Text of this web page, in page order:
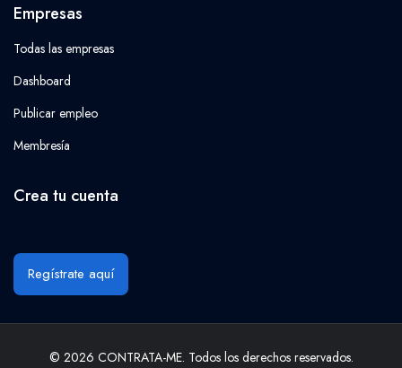
Empresas
Todas las empresas
Dashboard
Publicar empleo
Membresía
Crea tu cuenta
Regístrate aquí
© 2026 CONTRATA-ME. Todos los derechos reservados.